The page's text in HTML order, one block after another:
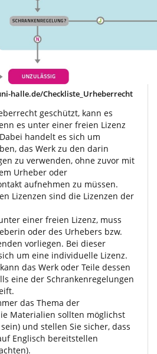
halle.de/Checkliste_Urheberrecht
geschützt, kann es
es unter einer freien Lizenz
handelt es sich um
das Werk zu den darin
zu verwenden, ohne zuvor mit
Urheber oder
aufnehmen zu müssen.
Lizenzen sind die Lizenzen der
einer freien Lizenz, muss
oder des Urhebers bzw.
vorliegen. Bei dieser
um eine individuelle Lizenz.
das Werk oder Teile dessen
eine der Schrankenregelungen
das Thema der
Materialien sollten möglichst
und stellen Sie sicher, dass
Englisch bereitstellen